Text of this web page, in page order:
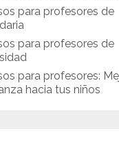
para profesores de
para profesores de
para profesores:
hacia tus niños